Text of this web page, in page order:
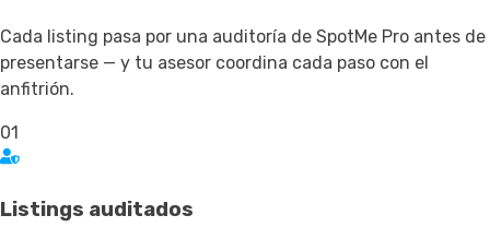
Cada listing pasa por una auditoría de SpotMe Pro antes de
presentarse — y tu asesor coordina cada paso con el
anfitrión.
01
Listings auditados